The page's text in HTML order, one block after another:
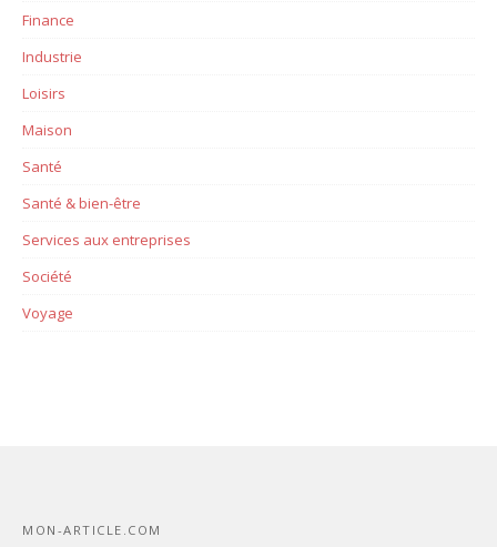
Finance
Industrie
Loisirs
Maison
Santé
Santé & bien-être
Services aux entreprises
Société
Voyage
MON-ARTICLE.COM